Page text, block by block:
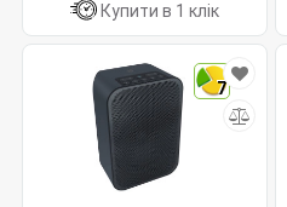
Купити в 1 клік
7